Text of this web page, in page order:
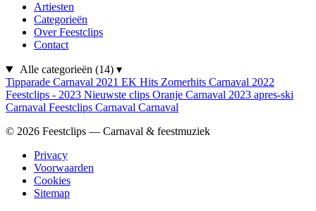
Artiesten
Categorieën
Over Feestclips
Contact
Alle categorieën (14) ▾
Tipparade Carnaval 2021 EK Hits Zomerhits Carnaval 2022
Feestclips - 2023 Nieuwste clips Oranje Carnaval 2023 apres-ski
Carnaval Feestclips Carnaval Carnaval
© 2026 Feestclips — Carnaval & feestmuziek
Privacy
Voorwaarden
Cookies
Sitemap